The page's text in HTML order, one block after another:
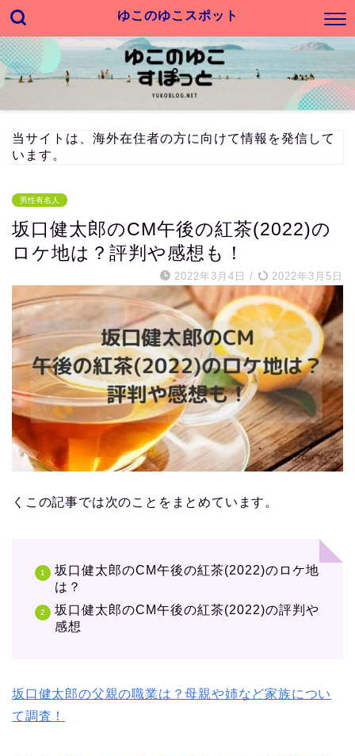
ゆこのゆこスポット
当サイトは、海外在住者の方に向けて情報を発信して
います。
男性有名人
坂口健太郎のCM午後の紅茶(2022)の
ロケ地は？評判や感想も！
2022年3月4日 / 2022年3月5日
くこの記事では次のことをまとめています。
坂口健太郎のCM午後の紅茶(2022)のロケ地
は？
坂口健太郎のCM午後の紅茶(2022)の評判や
感想
坂口健太郎の父親の職業は？母親や姉など家族につい
て調査！